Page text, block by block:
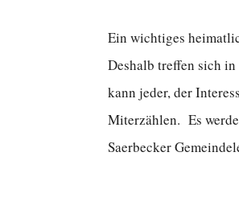
Ein wichtiges
Deshalb treffen sich
kann jeder, der
Miterzählen. Es
Saerbecker